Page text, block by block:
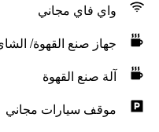
واي فاي مجاني
جهاز صنع القهوة/
آلة صنع القهوة
موقف سيارات مجاني